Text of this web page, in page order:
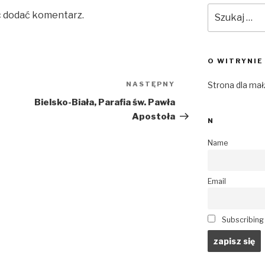
dodać komentarz.
Następny
wpis
NASTĘPNY
Bielsko-Biała, Parafia św. Pawła
Apostoła
O WITRYNIE
Strona dla
N
Name
Email